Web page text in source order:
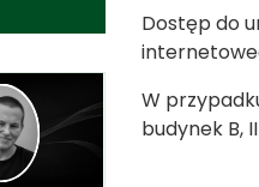
Dostęp do
W
budynek B,